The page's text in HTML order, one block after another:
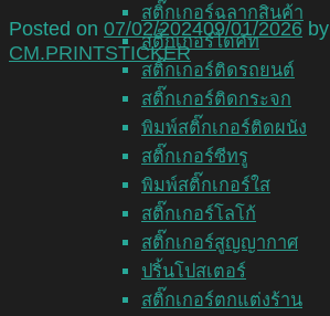
สติ๊กเกอร์ฉลากสินค้า
สติ๊กเกอร์ไดคัท
สติ๊กเกอร์ติดรถยนต์
สติ๊กเกอร์ติดกระจก
พิมพ์สติ๊กเกอร์ติดผนัง
สติ๊กเกอร์ซีทรู
พิมพ์สติ๊กเกอร์ใส
สติ๊กเกอร์โลโก้
สติ๊กเกอร์สูญญากาศ
ปริ้นโปสเตอร์
สติ๊กเกอร์ตกแต่งร้าน
Posted on 07/02/202409/01/2026by
CM.PRINTSTICKER